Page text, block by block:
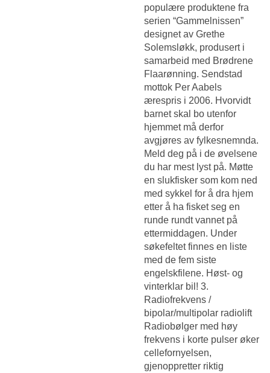
populære produktene fra
serien “Gammelnissen”
designet av Grethe
Solemsløkk, produsert i
samarbeid med Brødrene
Flaarønning. Sendstad
mottok Per Aabels
ærespris i 2006. Hvorvidt
barnet skal bo utenfor
hjemmet må derfor
avgjøres av fylkesnemnda.
Meld deg på i de øvelsene
du har mest lyst på. Møtte
en slukfisker som kom ned
med sykkel for å dra hjem
etter å ha fisket seg en
runde rundt vannet på
ettermiddagen. Under
søkefeltet finnes en liste
med de fem siste
engelskfilene. Høst- og
vinterklar bil! 3.
Radiofrekvens /
bipolar/multipolar radiolift
Radiobølger med høy
frekvens i korte pulser øker
cellefornyelsen,
gjenoppretter riktig